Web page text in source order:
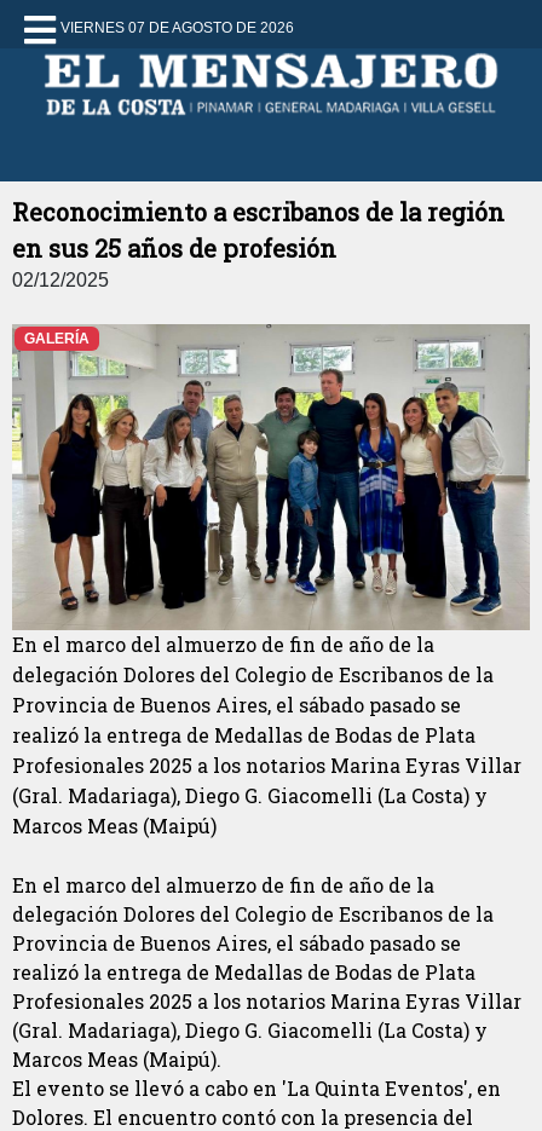
VIERNES 07 DE AGOSTO DE 2026
Reconocimiento a escribanos de la región
en sus 25 años de profesión
02/12/2025
GALERÍA
En el marco del almuerzo de fin de año de la
delegación Dolores del Colegio de Escribanos de la
Provincia de Buenos Aires, el sábado pasado se
realizó la entrega de Medallas de Bodas de Plata
Profesionales 2025 a los notarios Marina Eyras Villar
(Gral. Madariaga), Diego G. Giacomelli (La Costa) y
Marcos Meas (Maipú)
En el marco del almuerzo de fin de año de la
delegación Dolores del Colegio de Escribanos de la
Provincia de Buenos Aires, el sábado pasado se
realizó la entrega de Medallas de Bodas de Plata
Profesionales 2025 a los notarios Marina Eyras Villar
(Gral. Madariaga), Diego G. Giacomelli (La Costa) y
Marcos Meas (Maipú).
El evento se llevó a cabo en 'La Quinta Eventos', en
Dolores. El encuentro contó con la presencia del